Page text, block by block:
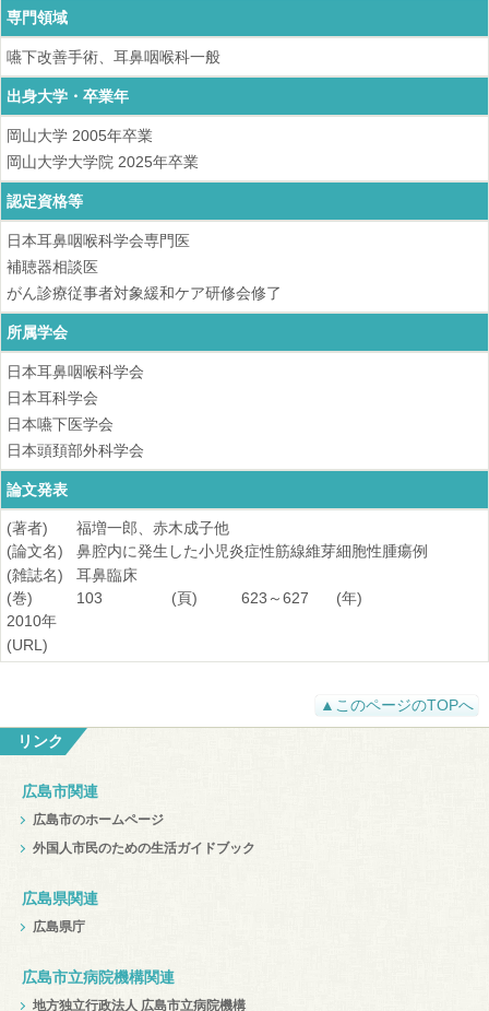
専門領域
嚥下改善手術、耳鼻咽喉科一般
出身大学・卒業年
岡山大学 2005年卒業
岡山大学大学院 2025年卒業
認定資格等
日本耳鼻咽喉科学会専門医
補聴器相談医
がん診療従事者対象緩和ケア研修会修了
所属学会
日本耳鼻咽喉科学会
日本耳科学会
日本嚥下医学会
日本頭頚部外科学会
論文発表
(著者)
福増一郎、赤木成子他
(論文名)
鼻腔内に発生した小児炎症性筋線維芽細胞性腫瘍例
(雑誌名)
耳鼻臨床
(巻)
103 (頁) 623～627
(年)
2010年
(URL)
▲このページのTOPへ
リンク
広島市関連
広島市のホームページ
外国人市民のための生活ガイドブック
広島県関連
広島県庁
広島市立病院機構関連
地方独立行政法人 広島市立病院機構